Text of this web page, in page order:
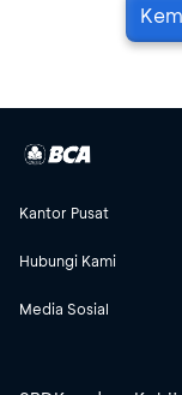
Kantor Pusat
Hubungi Kami
Media Sosial